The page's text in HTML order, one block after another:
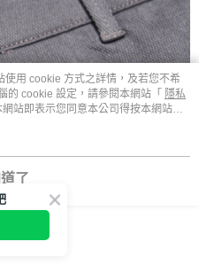
用 cookie 方式之詳情，及若您不希
的 cookie 設定，請參閱本網站「 隱私
站即表示您同意本公司得按本網站使
了